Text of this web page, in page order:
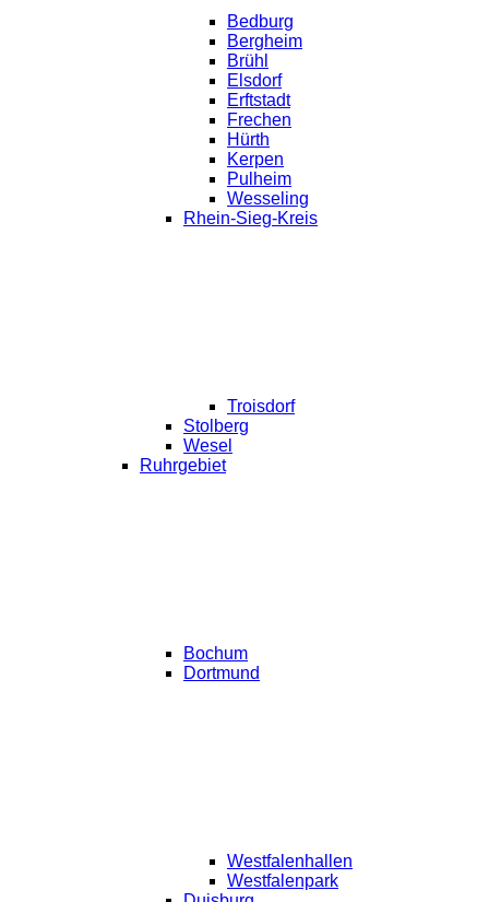
Bedburg
Bergheim
Brühl
Elsdorf
Erftstadt
Frechen
Hürth
Kerpen
Pulheim
Wesseling
Rhein-Sieg-Kreis
Troisdorf
Stolberg
Wesel
Ruhrgebiet
Bochum
Dortmund
Westfalenhallen
Westfalenpark